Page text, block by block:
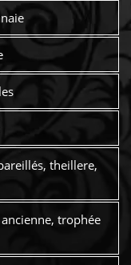
theillere,
trophée